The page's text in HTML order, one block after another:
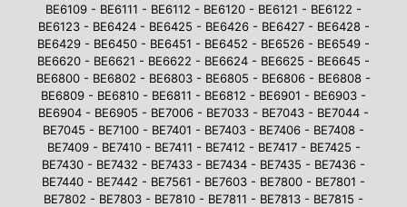
BE6109 - BE6111 - BE6112 - BE6120 - BE6121 - BE6122 -
BE6123 - BE6424 - BE6425 - BE6426 - BE6427 - BE6428 -
BE6429 - BE6450 - BE6451 - BE6452 - BE6526 - BE6549 -
BE6620 - BE6621 - BE6622 - BE6624 - BE6625 - BE6645 -
BE6800 - BE6802 - BE6803 - BE6805 - BE6806 - BE6808 -
BE6809 - BE6810 - BE6811 - BE6812 - BE6901 - BE6903 -
BE6904 - BE6905 - BE7006 - BE7033 - BE7043 - BE7044 -
BE7045 - BE7100 - BE7401 - BE7403 - BE7406 - BE7408 -
BE7409 - BE7410 - BE7411 - BE7412 - BE7417 - BE7425 -
BE7430 - BE7432 - BE7433 - BE7434 - BE7435 - BE7436 -
BE7440 - BE7442 - BE7561 - BE7603 - BE7800 - BE7801 -
BE7802 - BE7803 - BE7810 - BE7811 - BE7813 - BE7815 -